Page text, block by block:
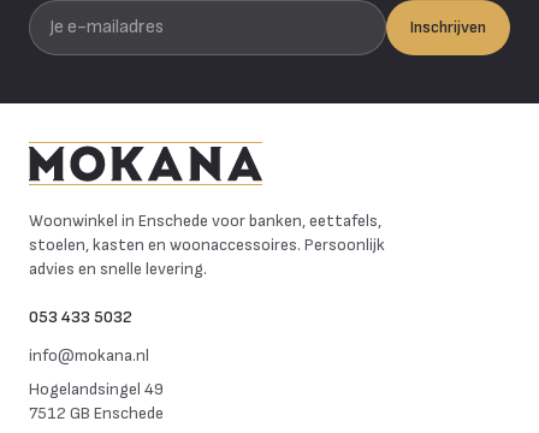
Je e-mailadres
Inschrijven
Woonwinkel in Enschede voor banken, eettafels,
stoelen, kasten en woonaccessoires. Persoonlijk
advies en snelle levering.
053 433 5032
info@mokana.nl
Hogelandsingel 49
7512 GB Enschede